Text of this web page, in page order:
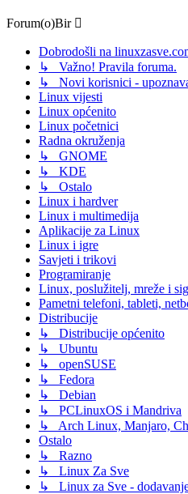
Forum(o)Bir
Dobrodošli na
↳ Važno! Pravila foruma.
↳ Novi korisnici -
Linux vijesti
Linux općenito
Linux početnici
Radna okruženja
↳ GNOME
↳ KDE
↳ Ostalo
Linux i hardver
Linux i multimedija
Aplikacije za Linux
Linux i igre
Savjeti i trikovi
Programiranje
Linux, poslužitelj, mreže i
Pametni telefoni, tableti,
Distribucije
↳ Distribucije općenito
↳ Ubuntu
↳ openSUSE
↳ Fedora
↳ Debian
↳ PCLinuxOS i Mandriva
↳ Arch Linux, Manjaro,
Ostalo
↳ Razno
↳ Linux Za Sve
↳ Linux za Sve - dodavanje